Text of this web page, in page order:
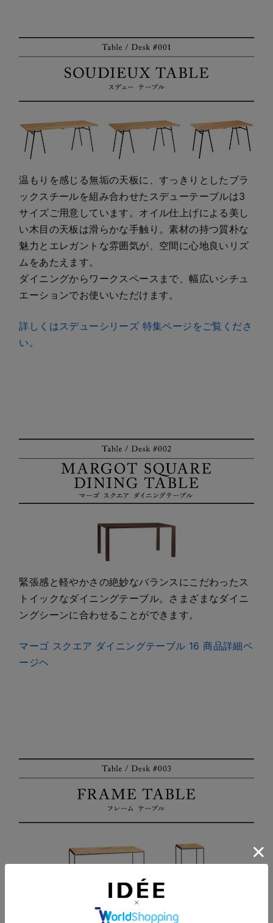
温もりを感じる無垢の天板に、すっきりとしたブラ
ックスチールを組み合わせたスデューテーブルは3
サイズご用意しています。オイル仕上げによる美し
い木目の天板は滑らかな手触り。素材の持つ質朴な
魅力とエレガントな雰囲気が、空間に心地良いリズ
ムをあたえます。
ダイニングからワークスペースまで、幅広いシチュ
エーションでお使いいただけます。
詳しくはスデューシリーズ 特集ページをご覧くださ
い。
緊張感と軽やかさの絶妙なバランスにこだわったス
トイックなダイニングテーブル。さまざまなダイニ
ングシーンに合わせることができます。
マーゴ スクエア ダイニングテーブル 16 商品詳細ペ
ージヘ
素材の持つ魅力を最大限に活かしたフレームテーブ
ル。天板の種類はオーク材 、ウォルナット材、オー